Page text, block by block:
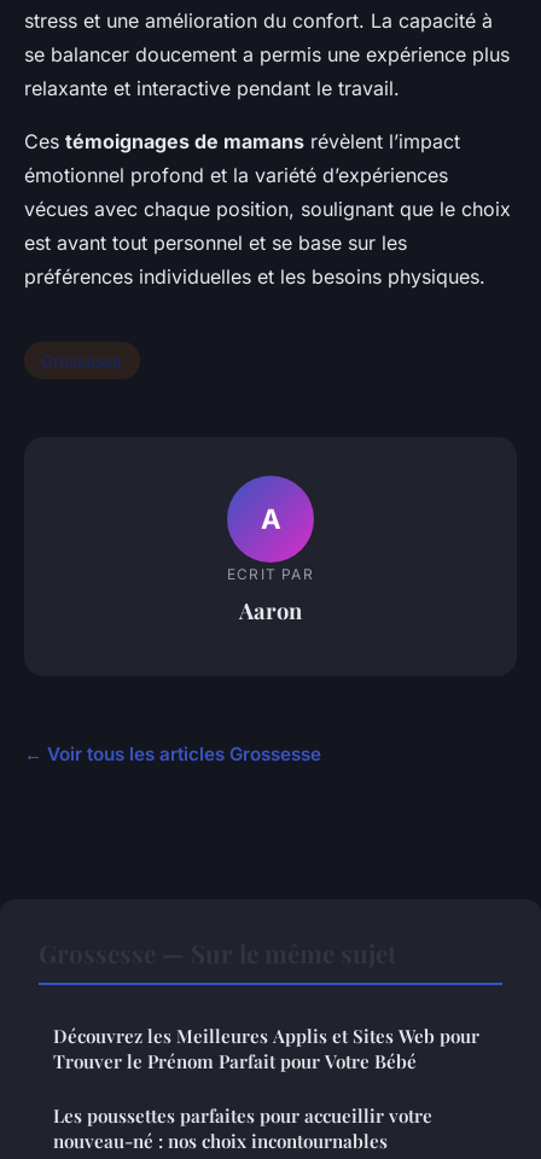
stress et une amélioration du confort. La capacité à
se balancer doucement a permis une expérience plus
relaxante et interactive pendant le travail.
Ces témoignages de mamans révèlent l’impact
émotionnel profond et la variété d’expériences
vécues avec chaque position, soulignant que le choix
est avant tout personnel et se base sur les
préférences individuelles et les besoins physiques.
Grossesse
A
ECRIT PAR
Aaron
← Voir tous les articles Grossesse
Découvrez les Meilleures Applis et Sites Web pour
Trouver le Prénom Parfait pour Votre Bébé
Les poussettes parfaites pour accueillir votre
nouveau-né : nos choix incontournables